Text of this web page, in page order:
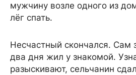
мужчину возле одного из
лёг спать.
Несчастный скончался. Сам
два дня жил у знакомой.
разыскивают, сельчанин